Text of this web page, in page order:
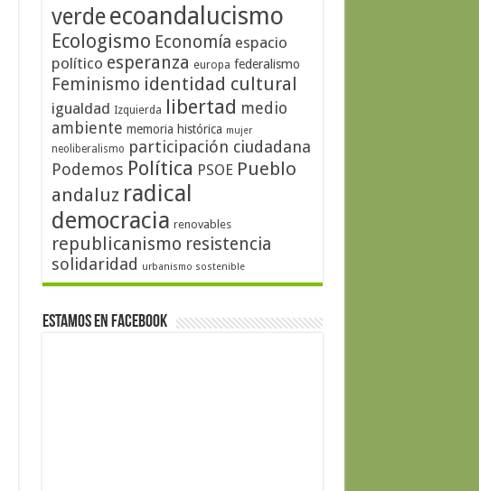
verdeecoandalucismo
Ecologismo Economía espacio
político esperanza europa federalismo
Feminismo identidad cultural
igualdad Izquierda libertad medio
ambiente memoria histórica mujer
neoliberalismo participación ciudadana
Podemos Política PSOE Pueblo
andaluz radical
democracia renovables
republicanismo resistencia
solidaridad urbanismo sostenible
Estamos en Facebook